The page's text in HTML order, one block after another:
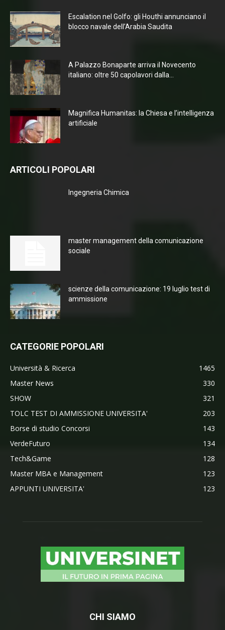
Escalation nel Golfo: gli Houthi annunciano il
blocco navale dell’Arabia Saudita
A Palazzo Bonaparte arriva il Novecento
italiano: oltre 50 capolavori dalla...
Magnifica Humanitas: la Chiesa e l’intelligenza
artificiale
ARTICOLI POPOLARI
Ingegneria Chimica
master management della comunicazione
sociale
scienze della comunicazione: 19 luglio test di
ammissione
CATEGORIE POPOLARI
Università & Ricerca
1465
Master News
330
SHOW
321
TOLC TEST DI AMMISSIONE UNIVERSITA'
203
Borse di studio Concorsi
143
VerdeFuturo
134
Tech&Game
128
Master MBA e Management
123
APPUNTI UNIVERSITA'
123
CHI SIAMO